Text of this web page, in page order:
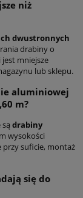
niż
dwustronnych
drabiny o
mniejsze
lub sklepu.
aluminiowej
m?
drabiny
wysokości
przy suficie, montaż
się do